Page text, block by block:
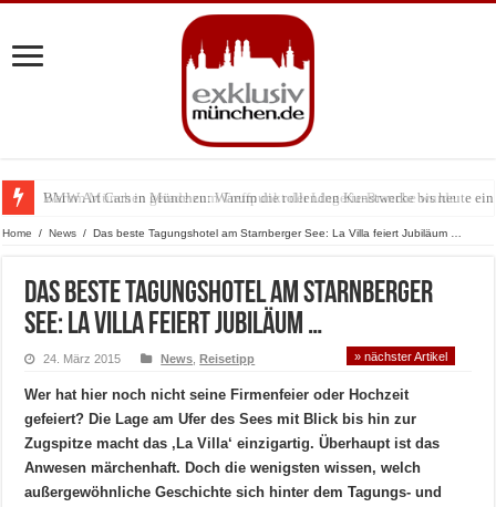
BMW Art Cars in München: Warum die rollenden Kunstwerke bis heute
Home / News / Das beste Tagungshotel am Starnberger See: La Villa feiert Jubiläum …
Das beste Tagungshotel am Starnberger
See: La Villa feiert Jubiläum …
24. März 2015 News ,Reisetipp » nächster Artikel
Wer hat hier noch nicht seine Firmenfeier oder Hochzeit
gefeiert? Die Lage am Ufer des Sees mit Blick bis hin zur
Zugspitze macht das ‚La Villa‘ einzigartig. Überhaupt ist das
Anwesen märchenhaft. Doch die wenigsten wissen, welch
außergewöhnliche Geschichte sich hinter dem Tagungs- und